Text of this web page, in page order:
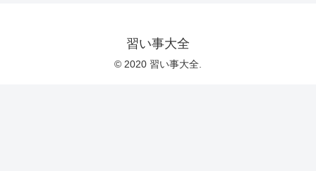
習い事大全
© 2020 習い事大全.